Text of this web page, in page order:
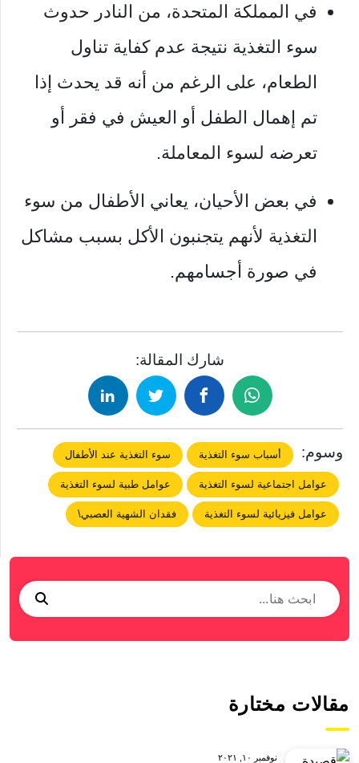
في المملكة المتحدة، من النادر حدوث
سوء التغذية نتيجة عدم كفاية تناول
الطعام، على الرغم من أنه قد يحدث إذا
تم إهمال الطفل أو العيش في فقر أو
تعرضه لسوء المعاملة.
في بعض الأحيان، يعاني الأطفال من سوء
التغذية لأنهم يتجنبون الأكل بسبب مشاكل
في صورة أجسامهم.
شارك المقالة:
وسوم: أسباب سوء التغذية سوء التغذية عند الأطفال
عوامل اجتماعية لسوء التغذية عوامل طبية لسوء التغذية
عوامل فيزيائية لسوء التغذية فقدان الشهية العصبي\
مقالات مختارة
نوفمبر ١٠, ٢٠٢١